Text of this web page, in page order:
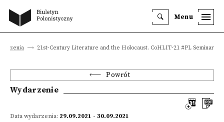
Menu
21st-Century Literature and the Holocaust. CoHLIT-21 #PL Seminar
Powrót
Wydarzenie
Data wydarzenia: 29.09.2021 - 30.09.2021